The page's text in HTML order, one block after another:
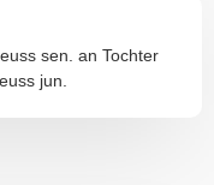
sen. an Tochter
jun.